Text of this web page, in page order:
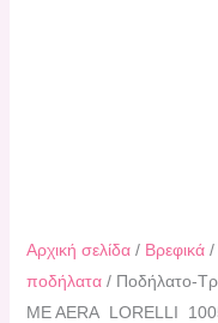
Αρχική σελίδα/ Βρεφικά/
ποδήλατα/ Ποδήλατο-
ME AERA LORELLI